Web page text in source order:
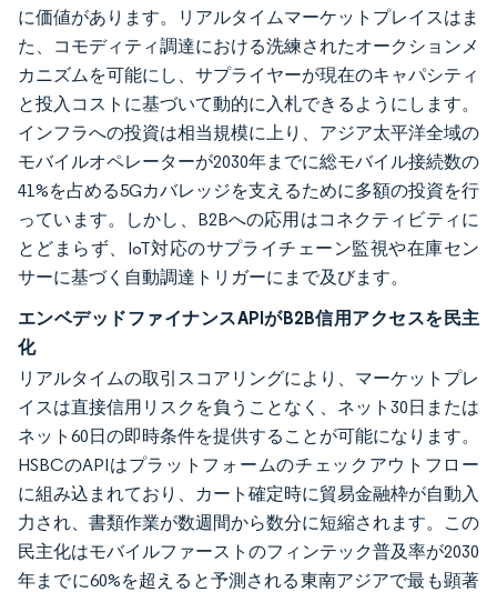
に価値があります。リアルタイムマーケットプレイスはま
た、コモディティ調達における洗練されたオークションメ
カニズムを可能にし、サプライヤーが現在のキャパシティ
と投入コストに基づいて動的に入札できるようにします。
インフラへの投資は相当規模に上り、アジア太平洋全域の
モバイルオペレーターが2030年までに総モバイル接続数の
41%を占める5Gカバレッジを支えるために多額の投資を行
っています。しかし、B2Bへの応用はコネクティビティに
とどまらず、IoT対応のサプライチェーン監視や在庫セン
サーに基づく自動調達トリガーにまで及びます。
エンベデッドファイナンスAPIがB2B信用アクセスを民主
化
リアルタイムの取引スコアリングにより、マーケットプレ
イスは直接信用リスクを負うことなく、ネット30日または
ネット60日の即時条件を提供することが可能になります。
HSBCのAPIはプラットフォームのチェックアウトフロー
に組み込まれており、カート確定時に貿易金融枠が自動入
力され、書類作業が数週間から数分に短縮されます。この
民主化はモバイルファーストのフィンテック普及率が2030
年までに60%を超えると予測される東南アジアで最も顕著